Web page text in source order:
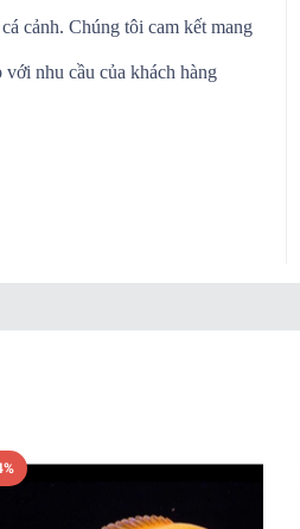
cảnh. Chúng tôi cam kết mang
nhu cầu của khách hàng